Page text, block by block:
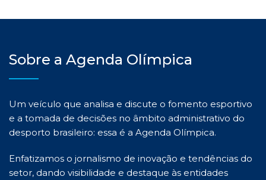
Sobre a Agenda Olímpica
Um veículo que analisa e discute o fomento esportivo
e a tomada de decisões no âmbito administrativo do
desporto brasileiro: essa é a Agenda Olímpica.
Enfatizamos o jornalismo de inovação e tendências do
setor, dando visibilidade e destaque às entidades